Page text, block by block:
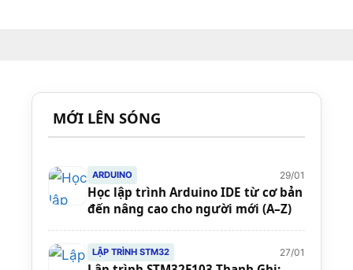
MỚI LÊN SÓNG
ARDUINO 29/01
Học lập trình Arduino IDE từ cơ bản
đến nâng cao cho người mới (A–Z)
LẬP TRÌNH STM32 27/01